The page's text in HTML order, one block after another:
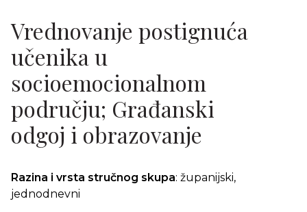
Vrednovanje postignuća
učenika u
socioemocionalnom
području; Građanski
odgoj i obrazovanje
Razina i vrsta stručnog skupa: županijski,
jednodnevni